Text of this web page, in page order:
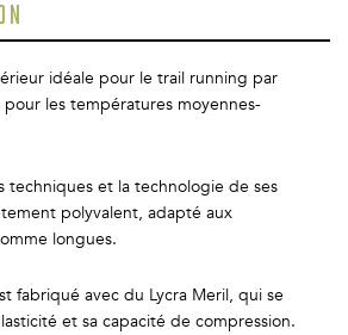
idéale pour le trail running par
les températures moyennes-
techniques et la technologie de ses
polyvalent, adapté aux
longues.
fabriqué avec du Lycra Meril, qui se
et sa capacité de compression.